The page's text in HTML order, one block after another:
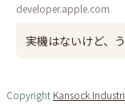
developer.apple.com
実機はないけど、
Copyright